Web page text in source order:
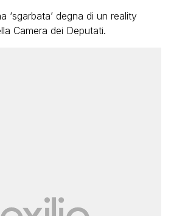
‘sgarbata’ degna di un reality
Camera dei Deputati.